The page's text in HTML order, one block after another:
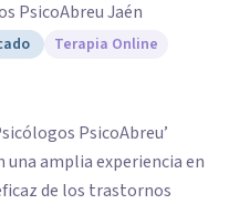
PsicoAbreu Jaén
Terapia Online
PsicoAbreu’
una amplia experiencia en
de los trastornos